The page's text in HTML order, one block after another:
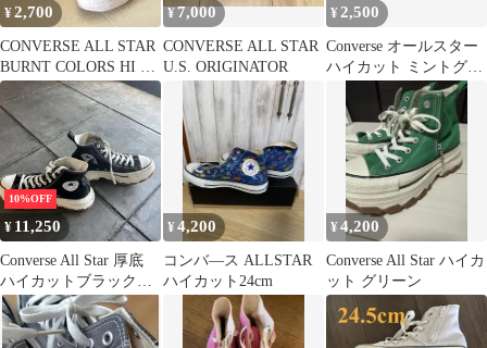
¥2,700
CONVERSE ALL STAR
BURNT COLORS HI オ
レンジ
¥7,000
CONVERSE ALL STAR
U.S. ORIGINATOR
¥ 2,500
Converse オールスター
ハイカット ミントグリ
ーン 23.5cm
10%OFF
¥ 11,250
Converse All Star 厚底
ハイカットブラックス
ニーカー 27cm
¥4,200
コンバ—ス ALLSTAR
ハイカット24cm
¥4,200
Converse All Star ハイカ
ット グリーン